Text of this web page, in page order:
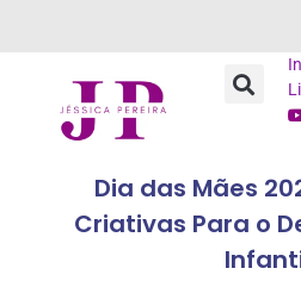
Dia das Mães
Criativas Para o